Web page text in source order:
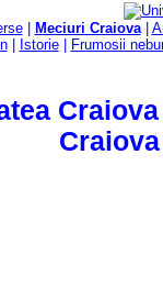
| Meciuri Craiova|
| Istorie| Frumosii